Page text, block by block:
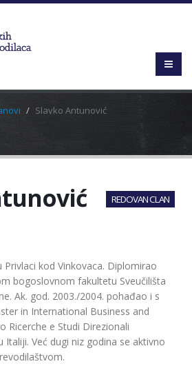
Slavko Antunović
REDOVAN CLAN
Privlaci kod Vinkovaca. Diplomirao
bogoslovnom fakultetu Sveučilišta
Ak. god. 2003./2004. pohađao i s
in International Business and
Ricerche e Studi Direzionali
Italiji. Već dugi niz godina se aktivno